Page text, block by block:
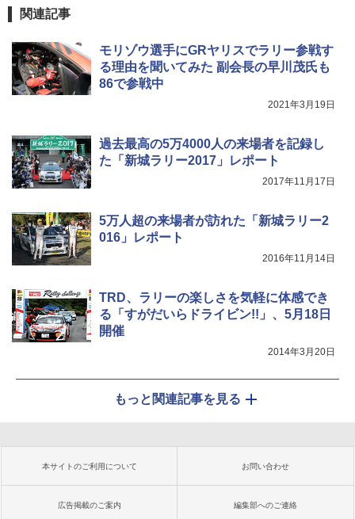
関連記事
モリゾウ選手にGRヤリスでラリー参戦す
る理由を聞いてみた 副会長の早川茂氏も
86で参戦中
2021年3月19日
過去最高の5万4000人の来場者を記録し
た「新城ラリー2017」レポート
2017年11月17日
5万人超の来場者が訪れた「新城ラリー2
016」レポート
2016年11月14日
TRD、ラリーの楽しさを気軽に体感でき
る「すがだいらドライビン!!」、5月18日
開催
2014年3月20日
もっと関連記事を見る
本サイトのご利用について お問い合わせ
広告掲載のご案内 編集部へのご連絡